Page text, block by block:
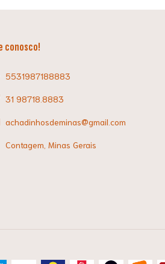
conosco!
5531987188883
31 98718.8883
achadinhosdeminas@gmail.com
Contagem, Minas Gerais